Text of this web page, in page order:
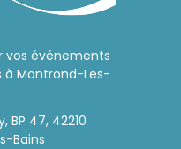
vos événements
à Montrond-Les-
BP 47, 42210
Bains